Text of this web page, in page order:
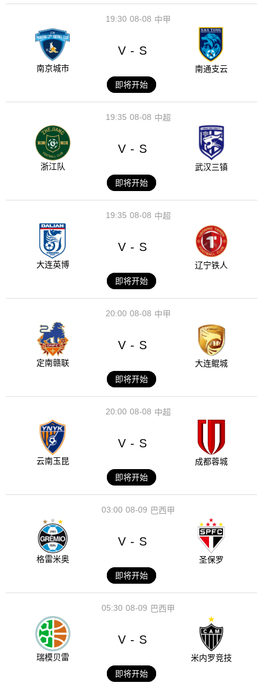
08-08
19:30 中甲
南京城市
V - S
南通支云
即将开始
08-08
19:35 中超
浙江队
V - S
武汉三镇
即将开始
08-08
19:35 中超
大连英博
V - S
辽宁铁人
即将开始
08-08
20:00 中甲
定南赣联
V - S
大连鲲城
即将开始
08-08
20:00 中超
云南玉昆
V - S
成都蓉城
即将开始
08-09
03:00 巴西甲
格雷米奥
V - S
圣保罗
即将开始
08-09
05:30 巴西甲
瑞模贝雷
V - S
米内罗竞技
即将开始